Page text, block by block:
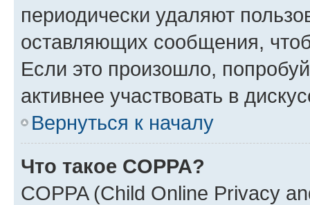
периодически удаляют
оставляющих сообщения,
Если это произошло,
активнее участвовать в
Вернуться к началу
Что такое COPPA?
COPPA (Child Online Privacy